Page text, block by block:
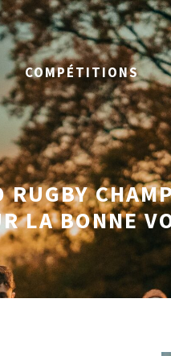
COMPÉTITIONS
LA BONNE